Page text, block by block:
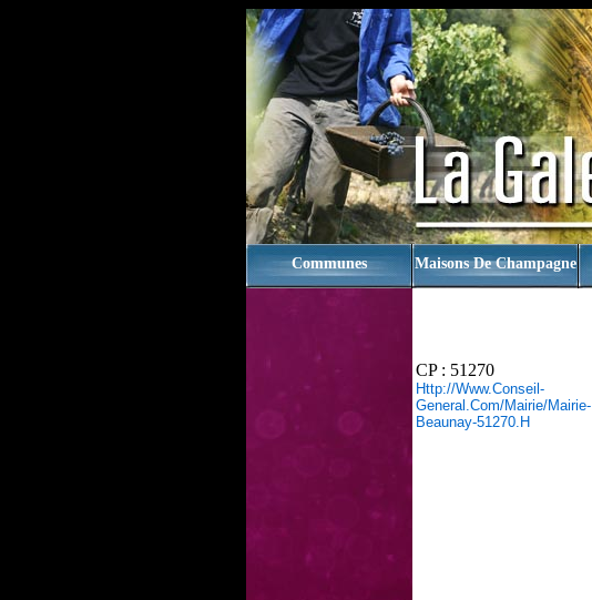
Communes Maisons De Champagne
CP : 51270
Http://www.conseil-
General.com/mairie/mairie-
Beaunay-51270.h